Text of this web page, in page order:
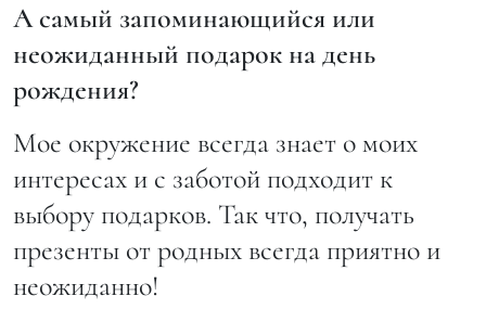
А самый запоминающийся или
неожиданный подарок на день
рождения?
Мое окружение всегда знает о моих
интересах и с заботой подходит к
выбору подарков. Так что, получать
презенты от родных всегда приятно и
неожиданно!